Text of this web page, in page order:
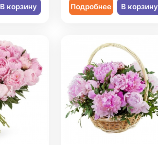
В корзину Подробнее В корзину